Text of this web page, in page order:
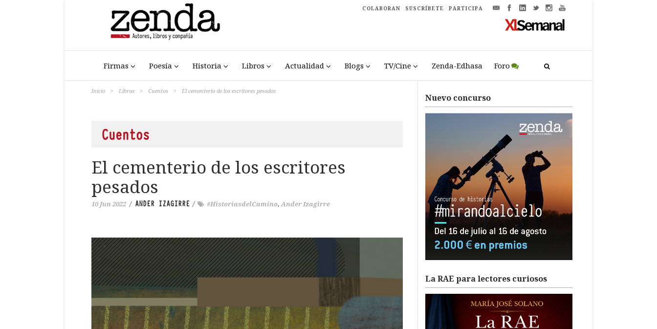
COLABORAN SUSCRÍBETE PARTICIPA
Firmas Poesía Historia Libros Actualidad Blogs TV/Cine Zenda-Edhasa Foro
Inicio > Libros > Cuentos > El cementerio de los escritores pesados
Cuentos
El cementerio de los escritores
pesados
10 Jun 2022 / ANDER IZAGIRRE / #HistoriasdelCamino, Ander Izagirre
Nuevo concurso
La RAE para lectores curiosos